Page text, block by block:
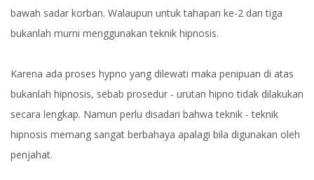
bawah sadar korban. Walaupun untuk tahapan ke-2 dan tiga
bukanlah murni menggunakan teknik hipnosis.
Karena ada proses hypno yang dilewati maka penipuan di atas
bukanlah hipnosis, sebab prosedur - urutan hipno tidak dilakukan
secara lengkap. Namun perlu disadari bahwa teknik - teknik
hipnosis memang sangat berbahaya apalagi bila digunakan oleh
penjahat.